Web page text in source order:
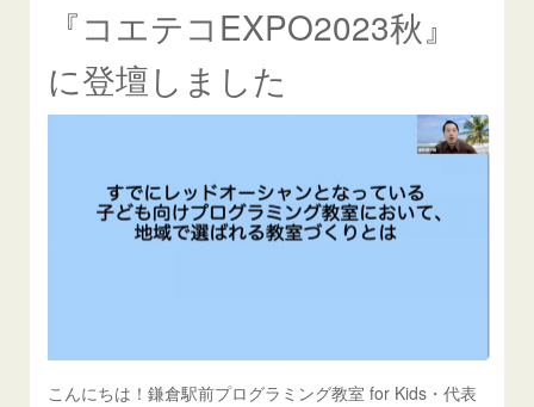
『コエテコEXPO2023秋』
に登壇しました
こんにちは！鎌倉駅前プログラミング教室 for Kids・代表